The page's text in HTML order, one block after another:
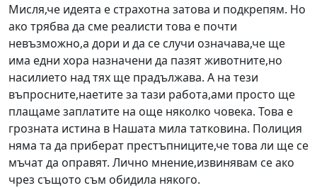
Мисля,че идеята е страхотна затова и подкрепям. Но
ако трябва да сме реалисти това е почти
невъзможно,а дори и да се случи означава,че ще
има едни хора назначени да пазят животните,но
насилието над тях ще прадължава. А на тези
въпросните,наетите за тази работа,ами просто ще
плащаме заплатите на още няколко човека. Това е
грозната истина в Нашата мила татковина. Полиция
няма та да приберат престъпниците,че това ли ще се
мъчат да оправят. Лично мнение,извинявам се ако
чрез същото съм обидила някого.